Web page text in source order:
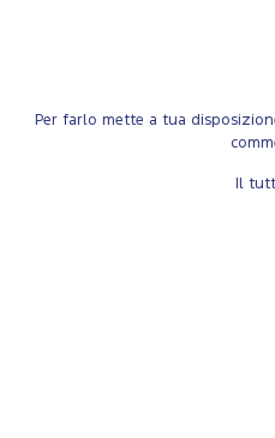
Per farlo mette a tua
Il